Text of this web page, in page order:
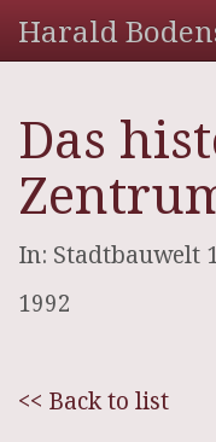
Harald
Das
In: Stadtbauwelt
1992
<< Back to list